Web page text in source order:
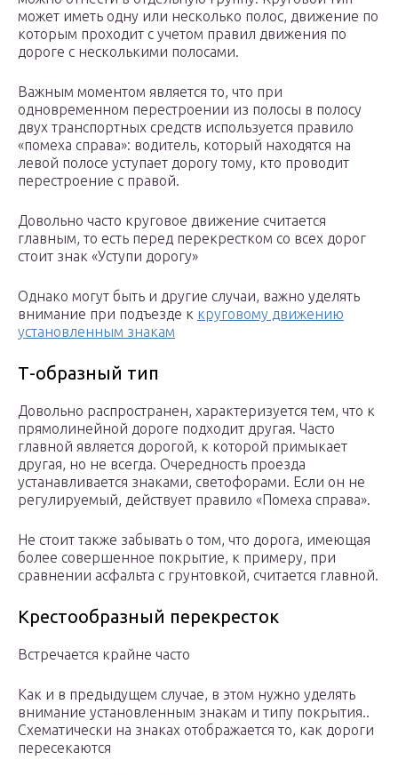
может иметь одну или несколько полос, движение по
которым проходит с учетом правил движения по
дороге с несколькими полосами.
Важным моментом является то, что при
одновременном перестроении из полосы в полосу
двух транспортных средств используется правило
«помеха справа»: водитель, который находятся на
левой полосе уступает дорогу тому, кто проводит
перестроение с правой.
Довольно часто круговое движение считается
главным, то есть перед перекрестком со всех дорог
стоит знак «Уступи дорогу»
Однако могут быть и другие случаи, важно уделять
внимание при подъезде к круговому движению
установленным знакам
Т-образный тип
Довольно распространен, характеризуется тем, что к
прямолинейной дороге подходит другая. Часто
главной является дорогой, к которой примыкает
другая, но не всегда. Очередность проезда
устанавливается знаками, светофорами. Если он не
регулируемый, действует правило «Помеха справа».
Не стоит также забывать о том, что дорога, имеющая
более совершенное покрытие, к примеру, при
сравнении асфальта с грунтовкой, считается главной.
Крестообразный перекресток
Встречается крайне часто
Как и в предыдущем случае, в этом нужно уделять
внимание установленным знакам и типу покрытия..
Схематически на знаках отображается то, как дороги
пересекаются